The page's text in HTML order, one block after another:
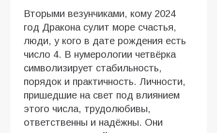
Вторыми везунчиками, кому 2024
год Дракона сулит море счастья,
люди, у кого в дате рождения есть
число 4. В нумерологии четвёрка
символизирует стабильность,
порядок и практичность. Личности,
пришедшие на свет под влиянием
этого числа, трудолюбивы,
ответственны и надёжны. Они